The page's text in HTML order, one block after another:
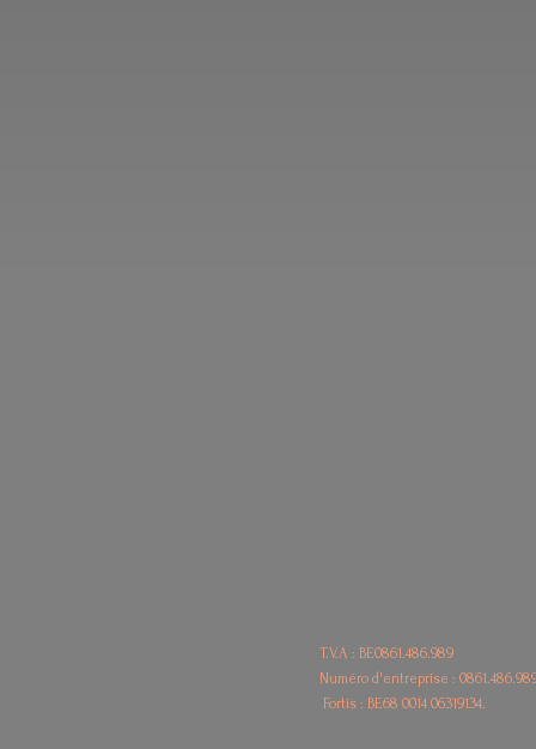
T.V.A : BE0861.486.989
Numéro d'entreprise :
Fortis : BE68 0014 06319134.